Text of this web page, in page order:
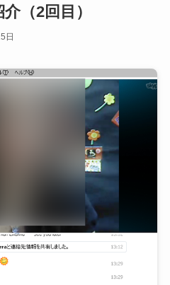
（2回目）
日